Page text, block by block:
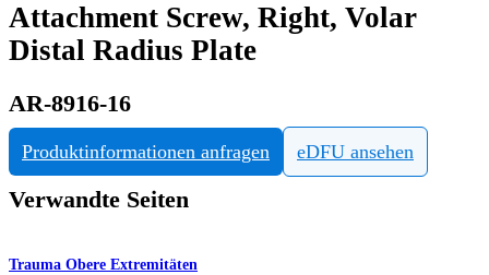
Attachment Screw, Right, Volar
Distal Radius Plate
AR-8916-16
Produktinformationen anfragen eDFU ansehen
Verwandte Seiten
Trauma Obere Extremitäten